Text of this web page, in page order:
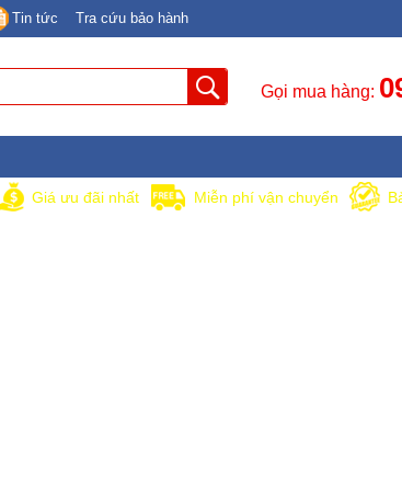
Tin tức Tra cứu bảo hành
Gọi mua hàng:
Giá ưu đãi nhất Miễn phí vận chuyển